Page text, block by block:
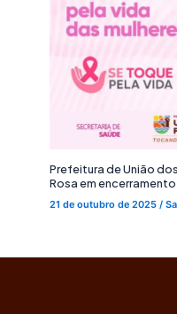
Prefeitura de União
Rosa em
21 de outubro de 2025/